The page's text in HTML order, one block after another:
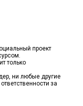
проект
только
ни любые другие
за